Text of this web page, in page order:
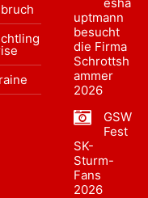
uptmann
besucht
die Firma
Schrottsh
ammer
2026
GSW
Fest
SK-
Sturm-
Fans
2026